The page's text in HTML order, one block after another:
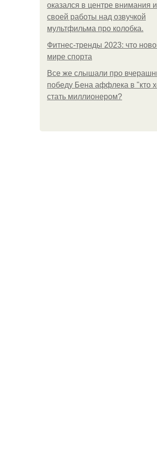
оказался в центре внимания
своей работы над озвучкой
мультфильма про колобка.
Фитнес-тренды 2023: что
мире спорта
Все же слышали про
победу Бена аффлека в "кто
стать миллионером?